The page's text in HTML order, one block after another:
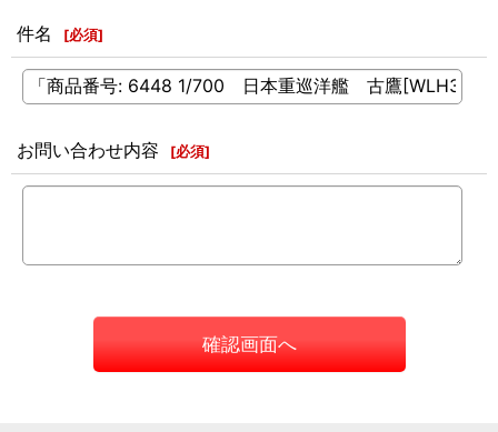
件名 [必須]
お問い合わせ内容 [必須]
確認画面へ